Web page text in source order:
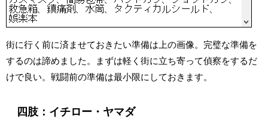
街に行く前に済ませておきたい準備は上の画像。完璧な準備を
するのは諦めました。まずは軽く街に立ち寄って偵察をするだ
けで良い。戦闘前の準備は最小限にしておきます。
四肢：イチロー・ヤマダ